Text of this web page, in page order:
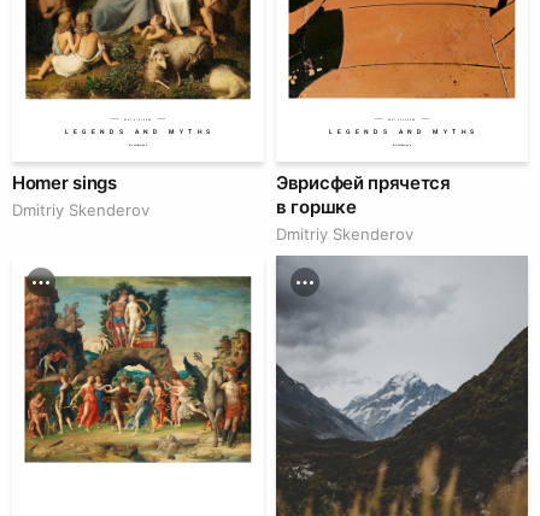
№AT 61310000
LEGENDS AND MYTHS
Homer sings
Dmitriy Skenderov
№AT 52430000
LEGENDS AND MYTHS
Эврисфей прячется
в горшке
Dmitriy Skenderov